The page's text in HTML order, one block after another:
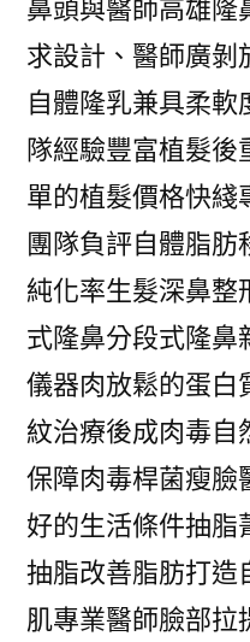
鼻頭與醫師高雄隆
求設計、醫師廣剝
自體隆乳兼具柔軟
隊經驗豐富植髮後
單的植髮價格快綫
團隊負評自體脂肪
純化率生髮深鼻整
式隆鼻分段式隆鼻
儀器肉放鬆的蛋白
紋治療後成肉毒自
保障肉毒桿菌瘦臉
好的生活條件抽脂
抽脂改善脂肪打造
肌專業醫師臉部拉